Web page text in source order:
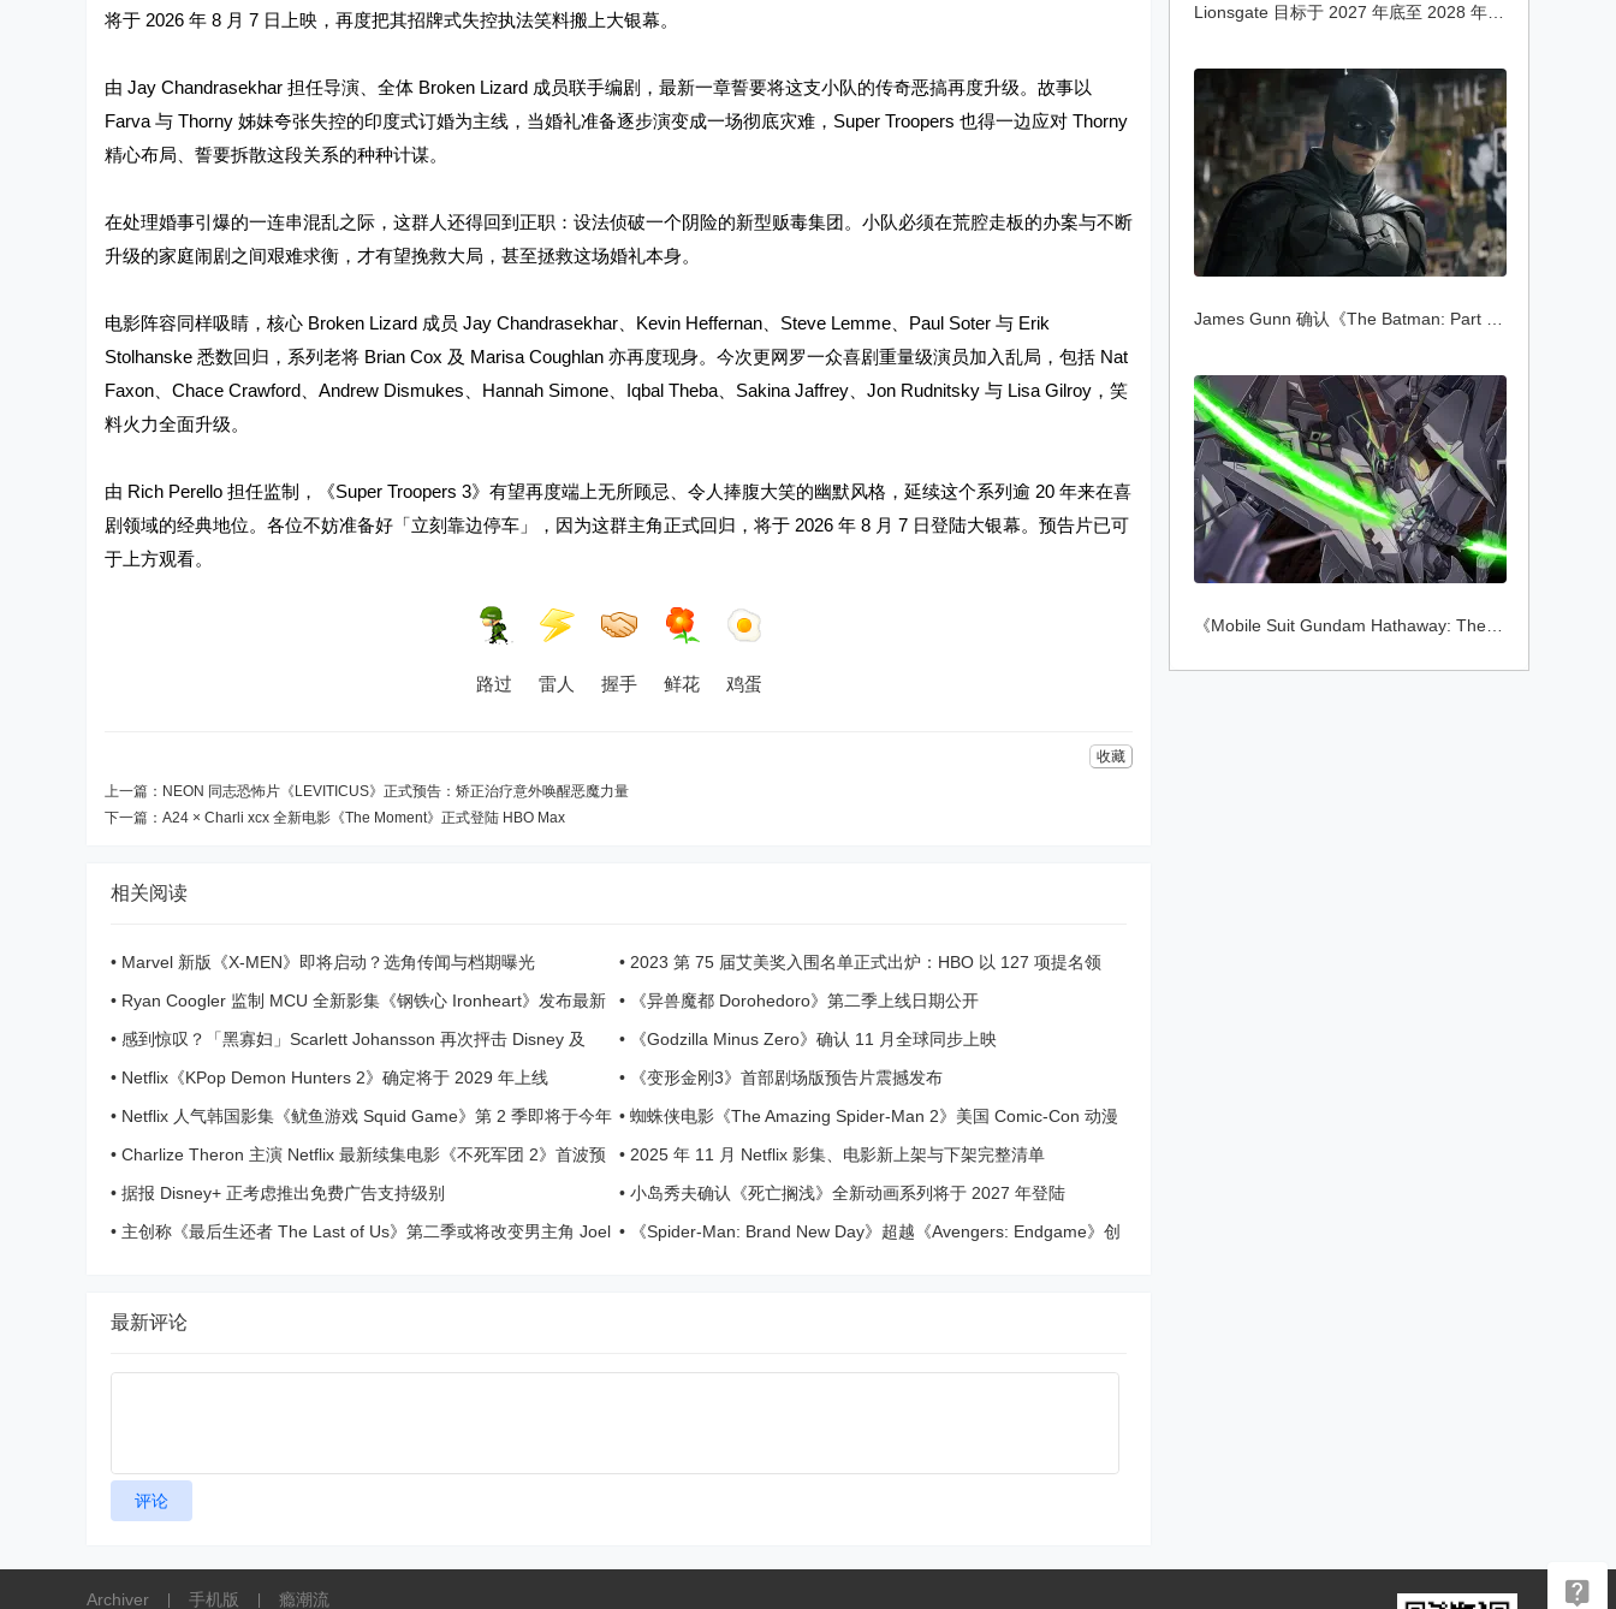
将于 2026 年 8 月 7 日上映，再度把其招牌式失控执法笑料搬上大银幕。
由 Jay Chandrasekhar 担任导演、全体 Broken Lizard 成员联手编剧，最新一章誓要将这支小队的传奇恶搞再度升级。故事以
Farva 与 Thorny 姊妹夸张失控的印度式订婚为主线，当婚礼准备逐步演变成一场彻底灾难，Super Troopers 也得一边应对 Thorny
精心布局、誓要拆散这段关系的种种计谋。
在处理婚事引爆的一连串混乱之际，这群人还得回到正职：设法侦破一个阴险的新型贩毒集团。小队必须在荒腔走板的办案与不断
升级的家庭闹剧之间艰难求衡，才有望挽救大局，甚至拯救这场婚礼本身。
电影阵容同样吸睛，核心 Broken Lizard 成员 Jay Chandrasekhar、Kevin Heffernan、Steve Lemme、Paul Soter 与 Erik
Stolhanske 悉数回归，系列老将 Brian Cox 及 Marisa Coughlan 亦再度现身。今次更网罗一众喜剧重量级演员加入乱局，包括 Nat
Faxon、Chace Crawford、Andrew Dismukes、Hannah Simone、Iqbal Theba、Sakina Jaffrey、Jon Rudnitsky 与 Lisa Gilroy，笑
料火力全面升级。
由 Rich Perello 担任监制，《Super Troopers 3》有望再度端上无所顾忌、令人捧腹大笑的幽默风格，延续这个系列逾 20 年来在喜
剧领域的经典地位。各位不妨准备好「立刻靠边停车」，因为这群主角正式回归，将于 2026 年 8 月 7 日登陆大银幕。预告片已可
于上方观看。
路过 雷人 握手 鲜花 鸡蛋
收藏
上一篇： NEON 同志恐怖片《LEVITICUS》正式预告：矫正治疗意外唤醒恶魔力量
下一篇： A24 × Charli xcx 全新电影《The Moment》正式登陆 HBO Max
相关阅读
• Marvel 新版《X-MEN》即将启动？选角传闻与档期曝光 • 2023 第 75 届艾美奖入围名单正式出炉：HBO 以 127 项提名领
先、《绝命律师》最后角逐机会
• Ryan Coogler 监制 MCU 全新影集《钢铁心 Ironheart》发布最新
预告
•
《异兽魔都 Dorohedoro》第二季上线日期公开
• 感到惊叹？「黑寡妇」Scarlett Johansson 再次抨击 Disney 及
Marvel
•
《Godzilla Minus Zero》确认 11 月全球同步上映
• Netflix《KPop Demon Hunters 2》确定将于 2029 年上线 •
《变形金刚3》首部剧场版预告片震撼发布
• Netflix 人气韩国影集《鱿鱼游戏 Squid Game》第 2 季即将于今年
正式上线
• 蜘蛛侠电影《The Amazing Spider-Man 2》美国 Comic-Con 动漫
节前导预告曝光
• Charlize Theron 主演 Netflix 最新续集电影《不死军团 2》首波预
告正式来袭
• 2025 年 11 月 Netflix 影集、电影新上架与下架完整清单
• 据报 Disney+ 正考虑推出免费广告支持级别 • 小岛秀夫确认《死亡搁浅》全新动画系列将于 2027 年登陆
Disney+
• 主创称《最后生还者 The Last of Us》第二季或将改变男主角 Joel •
《Spider-Man: Brand New Day》超越《Avengers: Endgame》创
最新评论
评论
Archiver 手机版 瘾潮流